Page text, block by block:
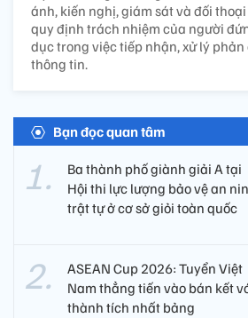
ánh, kiến nghị, giám sát và đối
quy định trách nhiệm của người
dục trong việc tiếp nhận, xử lý
thông tin.
Bạn đọc quan tâm
Ba thành phố giành giải A tại
Hội thi lực lượng bảo vệ an
trật tự ở cơ sở giỏi toàn quốc
ASEAN Cup 2026: Tuyển Việt
Nam thẳng tiến vào bán kết
thành tích nhất bảng